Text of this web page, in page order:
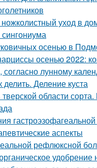
уход в
осенью в
осенью 2022:
согласно лунному
делить. Деление куста
области
аспекты
рефлюксной
удобрение